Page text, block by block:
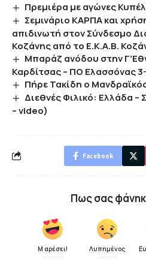
Πρεμιέρα με αγώνες
Σεμινάριο ΚΑΡΠΑ και
απιδινωτή στον Σύνδεσμο
Κοζάνης από το Ε.Κ.Α.Β.
Μπαράζ ανόδου στην
Καρδίτσας – ΠΟ Ελασσόνας
Πήρε Τακίδη ο
Διεθνές Φιλικό: Ελλάδα
– video)
Facebook
Πως σας
Μ αρέσει! Λυπημένος